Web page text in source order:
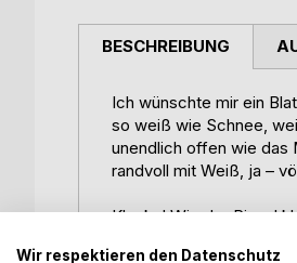
BESCHREIBUNG
Ich wünschte mir ein
so weiß wie Schnee,
unendlich offen wie das
randvoll mit Weiß, ja –
Klacks! Wie der Pinsel
Wir respektieren den Datenschutz